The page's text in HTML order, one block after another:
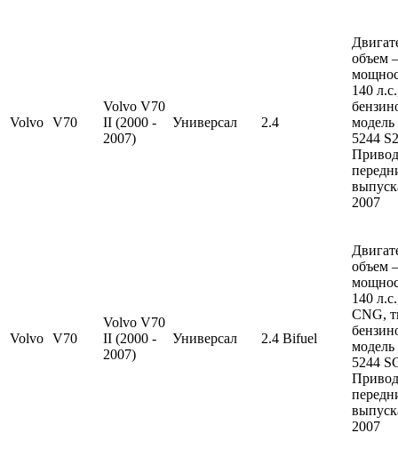
Volvo V70
Volvo V70
II (2000 -
2007)
Универсал 2.4
объем
140
5244
2007
Volvo V70
Volvo V70
II (2000 -
2007)
Универсал 2.4 Bifuel
объем
140
CNG,
5244
2007